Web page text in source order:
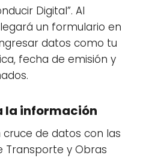
Digital”. Al
un formulario en
datos como tu
fecha de emisión y
la información
cruce de datos con las
Transporte y Obras